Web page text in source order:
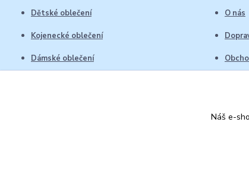
Dětské oblečení
Kojenecké oblečení
Dámské oblečení
O nás
Náš e-